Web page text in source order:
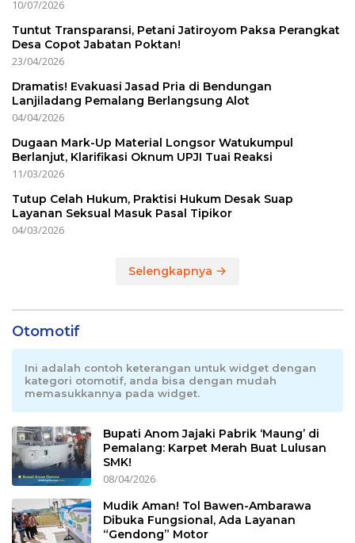
10/07/2026
Tuntut Transparansi, Petani Jatiroyom Paksa Perangkat
Desa Copot Jabatan Poktan!
23/04/2026
Dramatis! Evakuasi Jasad Pria di Bendungan
Lanjiladang Pemalang Berlangsung Alot
04/04/2026
Dugaan Mark-Up Material Longsor Watukumpul
Berlanjut, Klarifikasi Oknum UPJI Tuai Reaksi
11/03/2026
Tutup Celah Hukum, Praktisi Hukum Desak Suap
Layanan Seksual Masuk Pasal Tipikor
04/03/2026
Selengkapnya
Otomotif
Ini adalah contoh keterangan untuk widget dengan
kategori otomotif, anda bisa dengan mudah
memasukkannya pada widget.
Bupati Anom Jajaki Pabrik ‘Maung’ di
Pemalang: Karpet Merah Buat Lulusan
SMK!
08/04/2026
Mudik Aman! Tol Bawen-Ambarawa
Dibuka Fungsional, Ada Layanan
“Gendong” Motor